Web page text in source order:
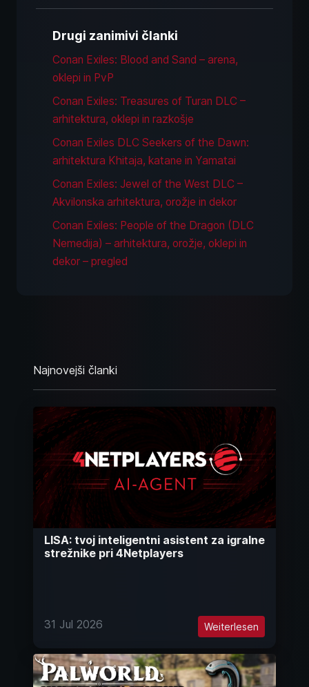
Drugi zanimivi članki
Conan Exiles: Blood and Sand – arena,
oklepi in PvP
Conan Exiles: Treasures of Turan DLC –
arhitektura, oklepi in razkošje
Conan Exiles DLC Seekers of the Dawn:
arhitektura Khitaja, katane in Yamatai
Conan Exiles: Jewel of the West DLC –
Akvilonska arhitektura, orožje in dekor
Conan Exiles: People of the Dragon (DLC
Nemedija) – arhitektura, orožje, oklepi in
dekor – pregled
Najnovejši članki
LISA: tvoj inteligentni asistent za igralne
strežnike pri 4Netplayers
31 Jul 2026 Weiterlesen